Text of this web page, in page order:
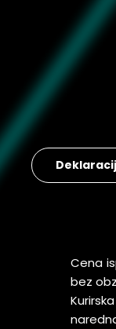
Cena
bez